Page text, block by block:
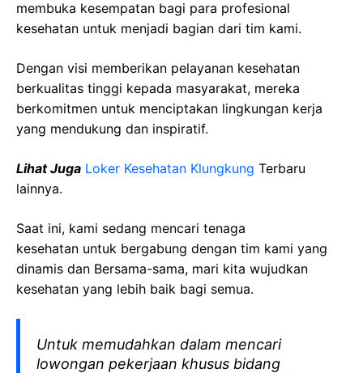
membuka kesempatan bagi para profesional
kesehatan untuk menjadi bagian dari tim kami.
Dengan visi memberikan pelayanan kesehatan
berkualitas tinggi kepada masyarakat, mereka
berkomitmen untuk menciptakan lingkungan kerja
yang mendukung dan inspiratif.
Lihat Juga Loker Kesehatan Klungkung Terbaru
lainnya.
Saat ini, kami sedang mencari tenaga
kesehatan untuk bergabung dengan tim kami yang
dinamis dan Bersama-sama, mari kita wujudkan
kesehatan yang lebih baik bagi semua.
Untuk memudahkan dalam mencari
lowongan pekerjaan khusus bidang